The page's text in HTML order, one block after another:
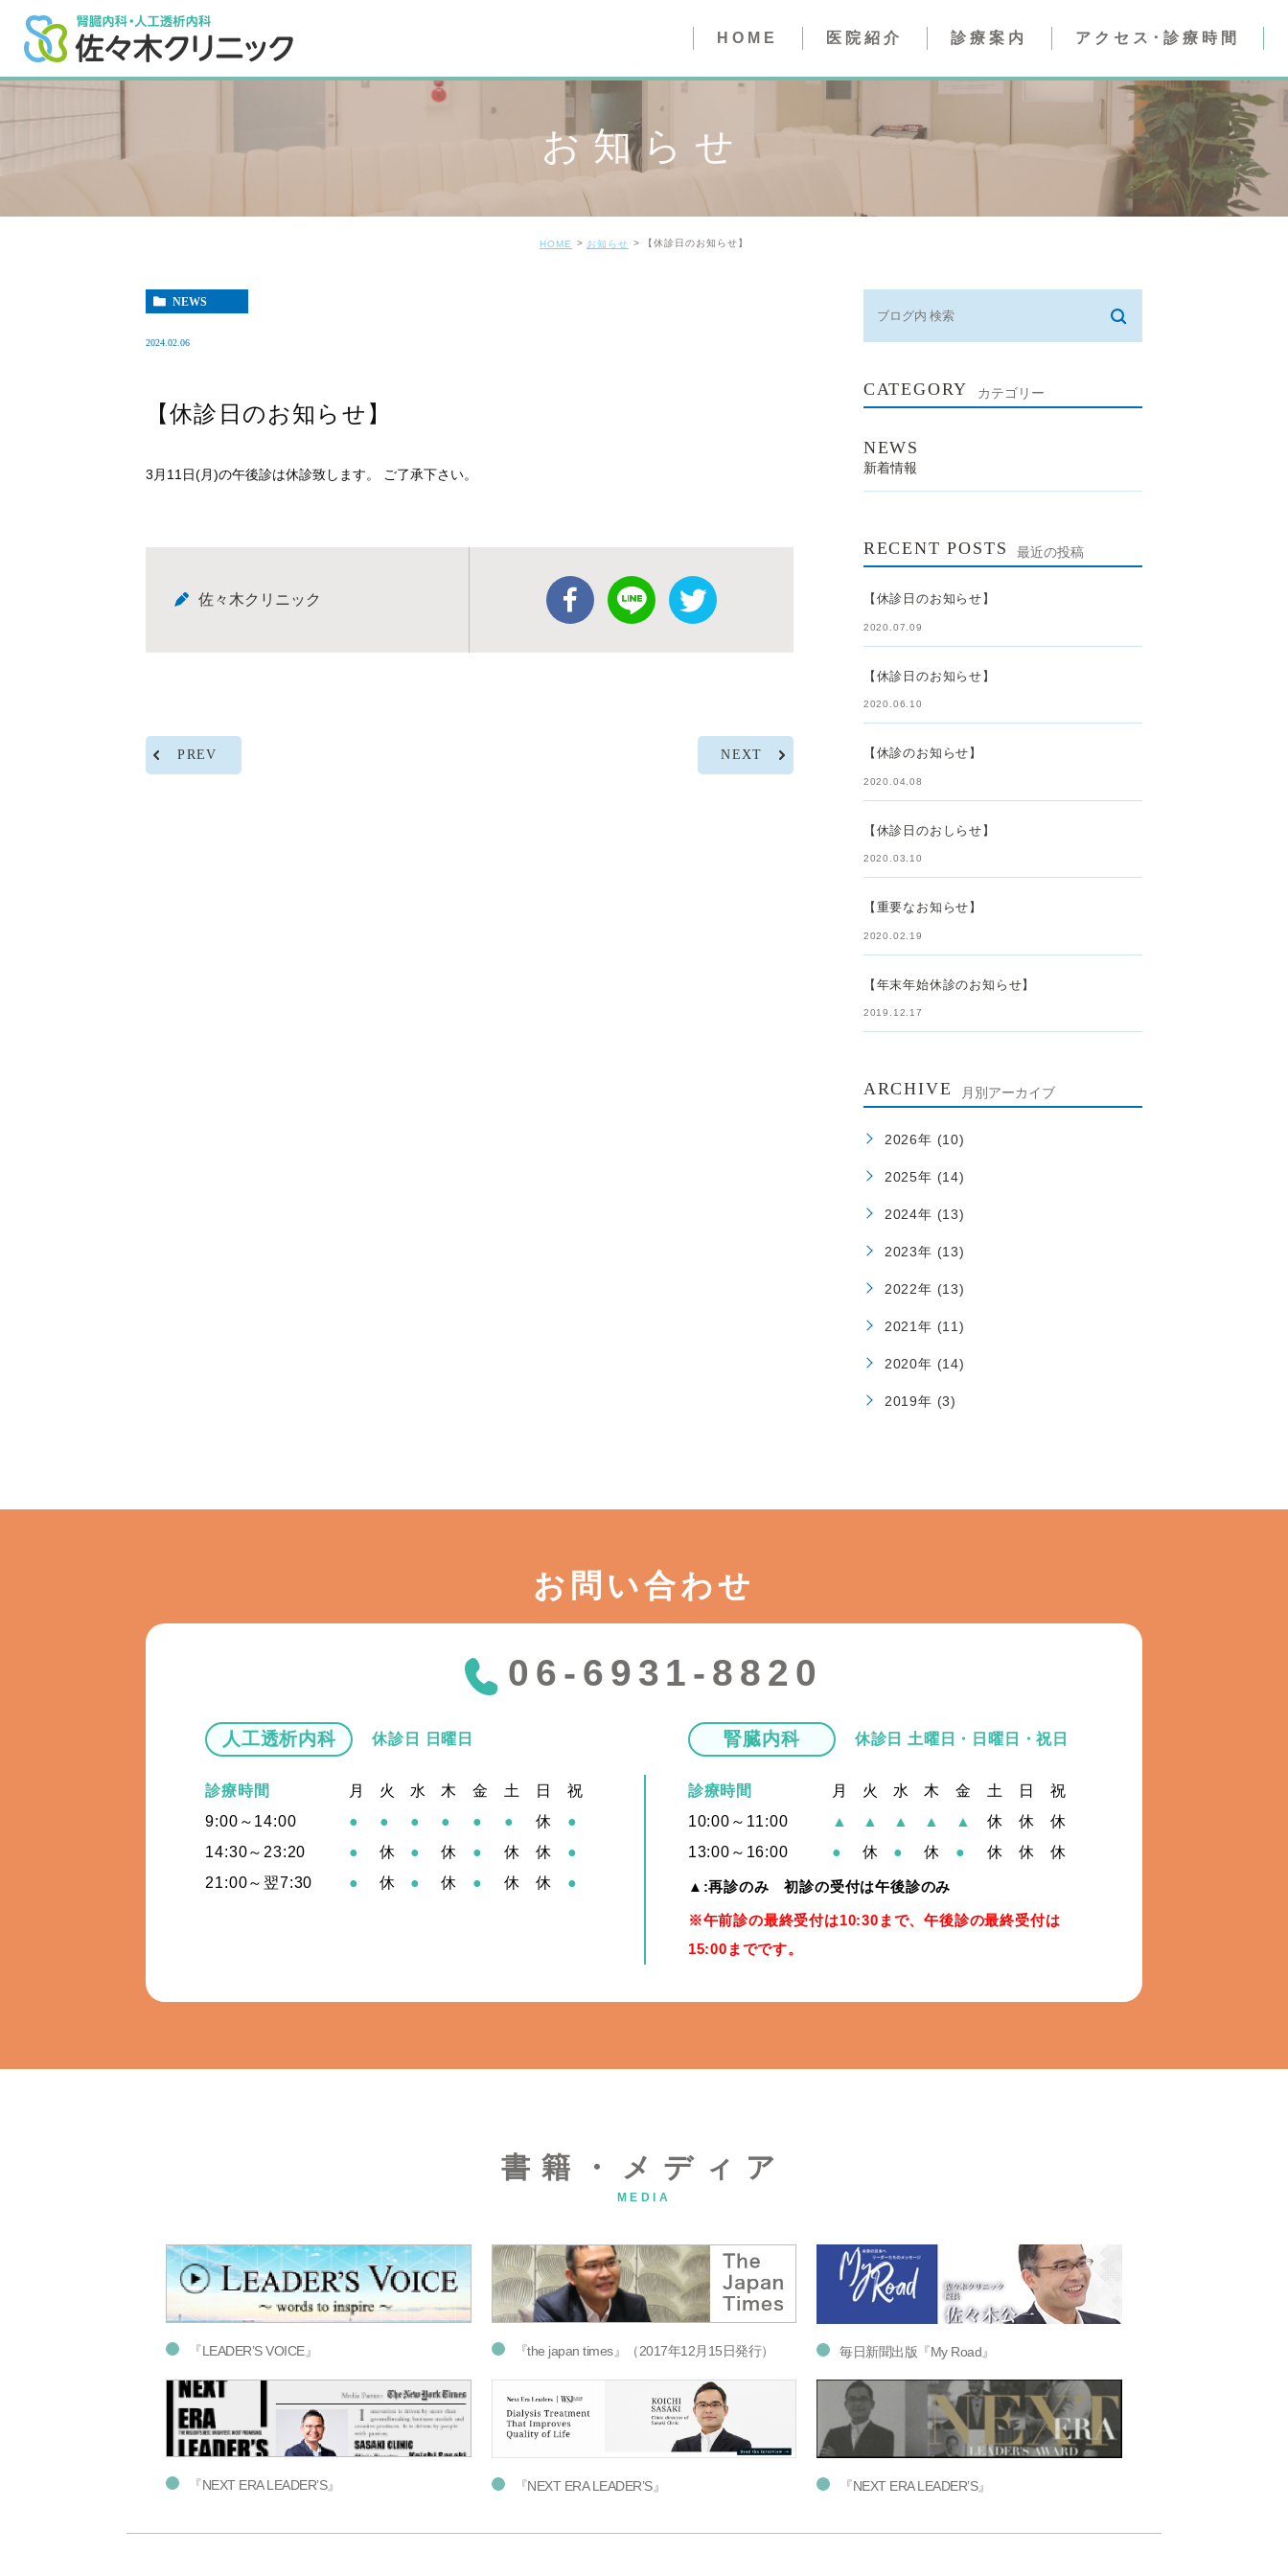
HOME 医院紹介
医院紹介
診療案内 アクセス･診療時間
お知らせ
HOME お知らせ 【休診日のお知らせ】
NEWS
2024.02.06
【休診日のお知らせ】
3月11日(月)の午後診は休診致します。 ご了承下さい。
佐々木クリニック
PREV NEXT
CATEGORY カテゴリー
NEWS
新着情報
RECENT POSTS 最近の投稿
【休診日のお知らせ】
2020.07.09
【休診日のお知らせ】
2020.06.10
【休診のお知らせ】
2020.04.08
【休診日のおしらせ】
2020.03.10
【重要なお知らせ】
2020.02.19
【年末年始休診のお知らせ】
2019.12.17
ARCHIVE 月別アーカイブ
2026年 (10)
2025年 (14)
2024年 (13)
2023年 (13)
2022年 (13)
2021年 (11)
2020年 (14)
2019年 (3)
お問い合わせ
06-6931-8820
人工透析内科 休診日 日曜日
診療時間 月 火 水 木 金 土 日
祝
9:00～14:00
● ● ● ● ● ● 休
●
14:30～23:20
● 休 ● 休 ● 休 休
●
21:00～翌7:30
● 休 ● 休 ● 休 休 ●
腎臓内科 休診日 土曜日・日曜日・祝日
診療時間 月 火 水 木 金 土 日
祝
10:00～11:00
▲ ▲ ▲ ▲ ▲ 休 休
休
13:00～16:00
● 休 ● 休 ● 休 休 休
▲:再診のみ 初診の受付は午後診のみ
※午前診の最終受付は10:30まで、午後診の最終受付は
15:00までです。
書籍・メディア
MEDIA
『LEADER’S VOICE』 『the japan times』（2017年12月15日発行） 毎日新聞出版『My Road』
『NEXT ERA LEADER’S』 『NEXT ERA LEADER’S』 『NEXT ERA LEADER’S』